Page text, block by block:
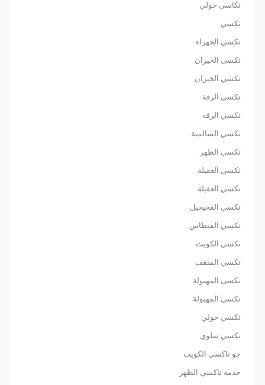
تكاسي حولي
تكسي
تكسي الجهراء
تكسى الخيران
تكسي الخيران
تكسى الرقة
تكسي الرقة
تكسي السالمية
تكسى الظهر
تكسى العقيلة
تكسي العقيلة
تكسي الفحيحيل
تكسي الفنطاس
تكسي الكويت
تكسي المنقف
تكسى المهبولة
تكسي المهبولة
تكسي حولي
تكسي سلوي
جو تاكسي الكويت
خدمة تاكسي الظهر